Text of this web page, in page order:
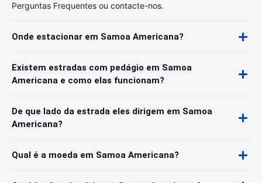
Perguntas Frequentes ou contacte-nos.
Onde estacionar em Samoa Americana?
Existem estradas com pedágio em Samoa
Americana e como elas funcionam?
De que lado da estrada eles dirigem em Samoa
Americana?
Qual é a moeda em Samoa Americana?